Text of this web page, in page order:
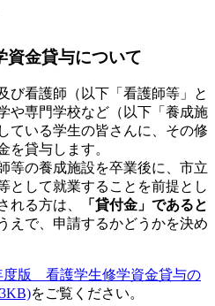
資金貸与について
び看護師（以下「看護師等」と
や専門学校など（以下「養成施
ている学生の皆さんに、その修
を貸与します。
等の養成施設を卒業後に、市立
として就業することを前提とし
れる方は、
「貸付金」であると
えで、申請するかどうかを決め
度版 看護学生修学資金貸与の
をご覧ください。